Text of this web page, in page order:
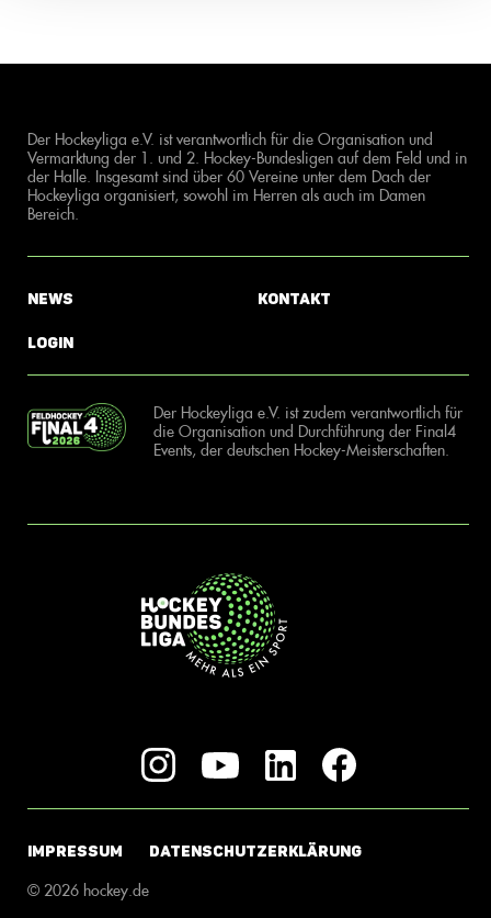
Der Hockeyliga e.V. ist verantwortlich für die Organisation und
Vermarktung der 1. und 2. Hockey-Bundesligen auf dem Feld und in
der Halle. Insgesamt sind über 60 Vereine unter dem Dach der
Hockeyliga organisiert, sowohl im Herren als auch im Damen
Bereich.
News
Login
Kontakt
Der Hockeyliga e.V. ist zudem verantwortlich für
die Organisation und Durchführung der Final4
Events, der deutschen Hockey-Meisterschaften.
IMPRESSUM DATENSCHUTZERKLÄRUNG
© 2026 hockey.de